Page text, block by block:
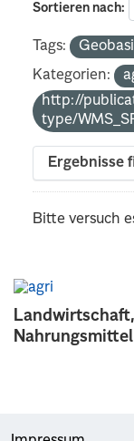
Nahrungsmittel
Sortieren nach
Tags:
Kategorien:
http://
type/
Ergebnisse
Bitte versuch